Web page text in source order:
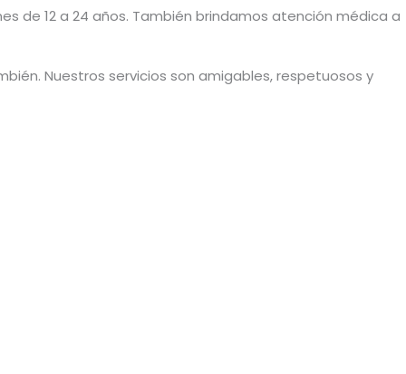
de 12 a 24 años. También brindamos atención médica a
Nuestros servicios son amigables, respetuosos y